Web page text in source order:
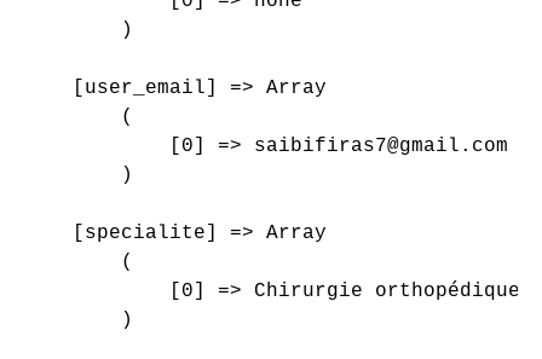
        )
    [user_email] => Array
        (
            [0] => saibifiras7@gmail.com
        )
    [specialite] => Array
        (
[0] => Chirurgie orthopédique
        )